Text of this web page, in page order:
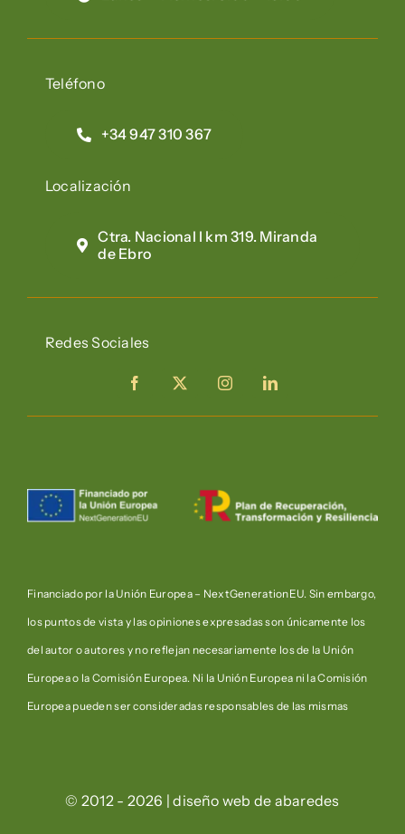
Teléfono
+34 947 310 367
Localización
Ctra. Nacional I km 319. Miranda
de Ebro
Redes Sociales
Financiado por la Unión Europea – NextGenerationEU. Sin embargo,
los puntos de vista y las opiniones expresadas son únicamente los
del autor o autores y no reflejan necesariamente los de la Unión
Europea o la Comisión Europea. Ni la Unión Europea ni la Comisión
Europea pueden ser consideradas responsables de las mismas
© 2012 - 2026 | diseño web de abaredes